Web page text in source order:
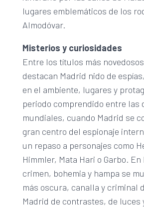
lugares emblemáticos de los
Almodóvar.
Misterios y curiosidades
Entre los títulos más
destacan Madrid nido de
en el ambiente, lugares y
periodo comprendido entre las
mundiales, cuando Madrid se
gran centro del espionaje
un repaso a personajes como
Himmler, Mata Hari o Garbo.
crimen, bohemia y hampa se
más oscura, canalla y criminal
Madrid de contrastes, de luces